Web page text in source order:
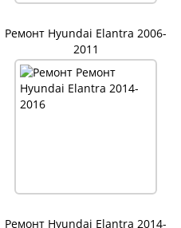
Ремонт Hyundai Elantra 2006-
2011
Ремонт Hyundai Elantra 2014-